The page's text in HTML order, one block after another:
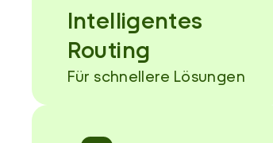
Intelligentes
Routing
Für schnellere Lösungen